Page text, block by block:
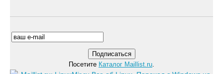
Посетите Каталог Maillist.ru.